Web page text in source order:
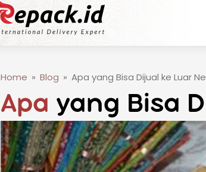
Home » Blog » Apa yang Bisa Dijual ke Luar
Apa yang Bisa